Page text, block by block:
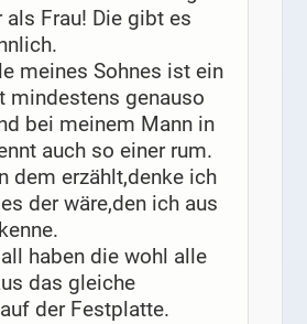
als Frau! Die gibt es
meines Sohnes ist ein
mindestens genauso
bei meinem Mann in
auch so einer rum.
dem erzählt,denke ich
der wäre,den ich aus
haben die wohl alle
das gleiche
der Festplatte.